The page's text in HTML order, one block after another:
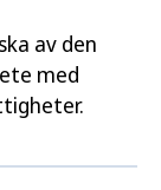
av den
med